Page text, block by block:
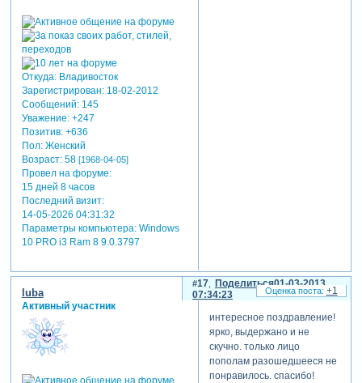
Откуда:Владивосток
Зарегистрирован: 18-02-2012
Сообщений:145
Уважение: +247
Позитив: +636
Пол:Женский
Возраст:58 [1968-04-05]
Провел на форуме:
15 дней 8 часов
Последний визит:
14-05-2026 04:31:32
Параметры компьютера:Windows
10 PRO i3 Ram 8 9.0.3797
Поделиться
17
01-03-2013
07:34:23
luba
Активный участник
интересное поздравление!
ярко, выдержано и не
скучно. только лицо
пополам разошедшееся не
понравилось. спасибо!
+1